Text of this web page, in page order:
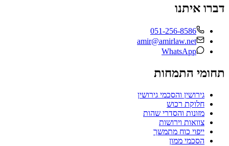
דברו איתנו
051-256-8586
amir@amirlaw.net
WhatsApp
תחומי התמחות
גירושין והסכמי גירושין
חלוקת רכוש
מזונות והסדרי שהות
צוואות וירושות
ייפוי כוח מתמשך
הסכמי ממון